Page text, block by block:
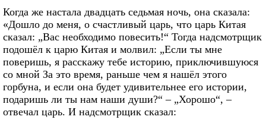
Когда же настала двадцать седьмая ночь, она сказала:
«Дошло до меня, о счастливый царь, что царь Китая
сказал: „Вас необходимо повесить!“ Тогда надсмотрщик
подошёл к царю Китая и молвил: „Если ты мне
поверишь, я расскажу тебе историю, приключившуюся
со мной За это время, раньше чем я нашёл этого
горбуна, и если она будет удивительнее его истории,
подаришь ли ты нам наши души?“ – „Хорошо“, –
отвечал царь. И надсмотрщик сказал: